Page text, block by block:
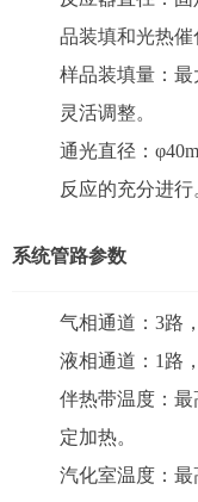
品装填和光热催
样品装填量：
灵活调整。
通光直径：
反应的充分进行
系统管路参数
气相通道：3路
液相通道：1路
伴热带温度：
定加热。
汽化室温度：最